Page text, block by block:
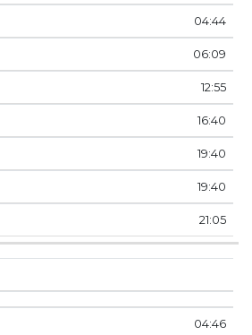
04:44
06:09
12:55
16:40
19:40
19:40
21:05
04:46